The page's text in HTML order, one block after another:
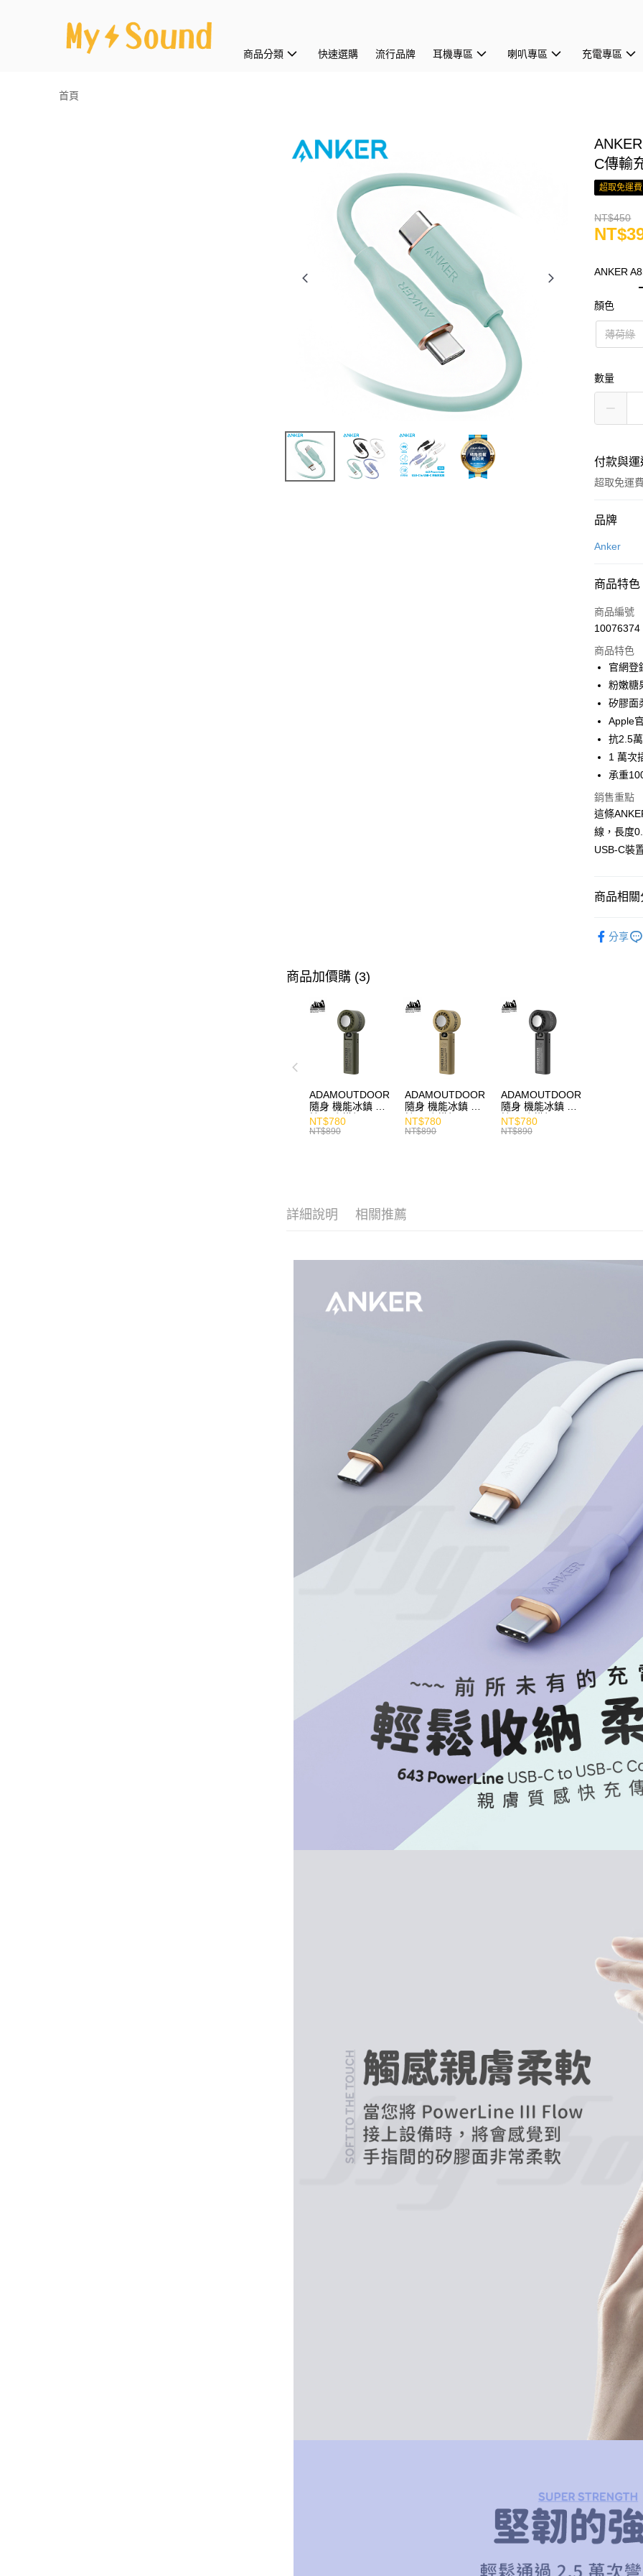
商品分類 快速選購 流行品牌 耳機專區 喇叭專區 充電專區
首頁
C傳輸
超取免運費
NT$450
ANKER
顏色
薄荷綠
數量
付款與
超取免運
付款方式
信用卡一
街口支付
悠遊付
ATM付款
運送方式
付款後全
免運費
付款後7-
免運費
宅配
品牌
Anker
商品特色
商品編號
10076374
商品特色
官網登
粉嫩糖
矽膠面
Apple
抗2.5
1 萬次
承重
銷售重點
這條
線，長度
USB-C裝
商品相關
分享
商品加價購 (3)
ADAMOUTDOOR
隨身 機能冰鎮 手
持風扇 掛繩
NT$780
NT$890
ADAMOUTDOOR
隨身 機能冰鎮 手
持風扇 掛繩
NT$780
NT$890
ADAMOUTDOOR
隨身 機能冰鎮 手
持風扇 掛繩
NT$780
NT$890
詳細說明 相關推薦